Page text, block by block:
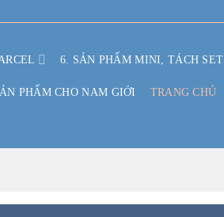
6. SẢN PHẨM MINI, TÁCH SET
PHẨM CHO NAM GIỚI TRANG CHỦ